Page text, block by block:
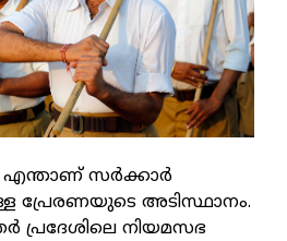
എന്താണ് സര്‍ക്കാര്‍
പ്രേരണയുടെ അടിസ്ഥാനം.
പ്രദേശിലെ നിയമസഭ